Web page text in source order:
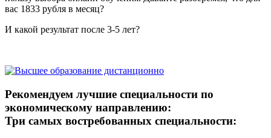
вас 1833 рубля в месяц?
И какой результат после 3-5 лет?
Рекомендуем лучшие специальности по
экономическому направлению:
Три самых востребованных специальности: